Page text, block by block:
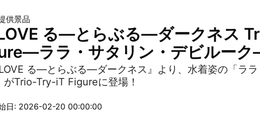
供景品
る―とらぶる―ダークネス
ララ・サタリン・デビルー
LOVE る―とらぶる―ダークネス』より、水着姿の「ラ
がTrio-Try-iT Figureに登場！
日: 2026-02-20 00:00:00